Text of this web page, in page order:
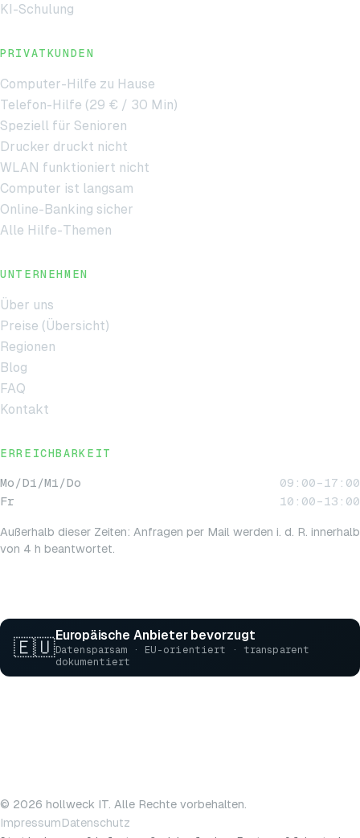
KI-Schulung
PRIVATKUNDEN
Computer-Hilfe zu Hause
Telefon-Hilfe (29 € / 30 Min)
Speziell für Senioren
Drucker druckt nicht
WLAN funktioniert nicht
Computer ist langsam
Online-Banking sicher
Alle Hilfe-Themen
UNTERNEHMEN
Über uns
Preise (Übersicht)
Regionen
Blog
FAQ
Kontakt
ERREICHBARKEIT
Mo/Di/Mi/Do
09:00–17:00
Fr
10:00–13:00
Außerhalb dieser Zeiten: Anfragen per Mail werden i. d. R. innerhalb
von 4 h beantwortet.
🇪🇺
Europäische Anbieter bevorzugt
Datensparsam · EU-orientiert · transparent
dokumentiert
© 2026 hollweck IT. Alle Rechte vorbehalten.
ImpressumDatenschutz